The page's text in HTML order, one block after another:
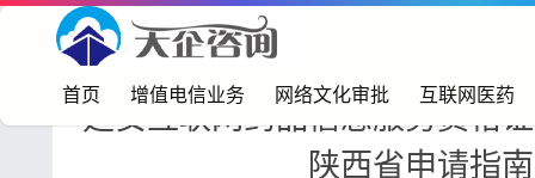
首页 增值电信业务 网络文化审批 互联网医药
首页> 互联网医药
延安互联网药品信息服务资格
陕西省申请指南